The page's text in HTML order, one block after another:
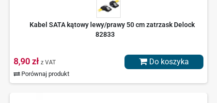
Kabel SATA kątowy lewy/prawy 50 cm zatrzask Delock
82833
8,90 zł z VAT
Porównaj produkt
Do koszyka